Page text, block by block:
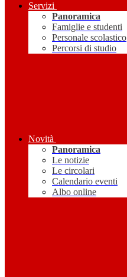
Servizi
Panoramica
Famiglie e studenti
Personale scolastico
Percorsi di studio
Novità
Panoramica
Le notizie
Le circolari
Calendario eventi
Albo online